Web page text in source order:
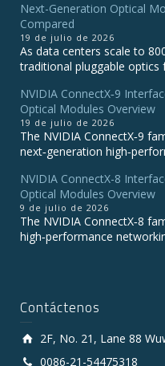
Next-Generation Optical
Compared
19 de julio de 2026
As data centers scale to
traditional pluggable optics
NVIDIA ConnectX‑9
Optical Modules Overview
19 de julio de 2026
The NVIDIA ConnectX‑9
next‑generation
NVIDIA ConnectX-8
Optical Modules Overview
9 de julio de 2026
The NVIDIA ConnectX‑8
high‑performance
Contáctenos
2F, No. 21, Lane 88
0086-21-54475318